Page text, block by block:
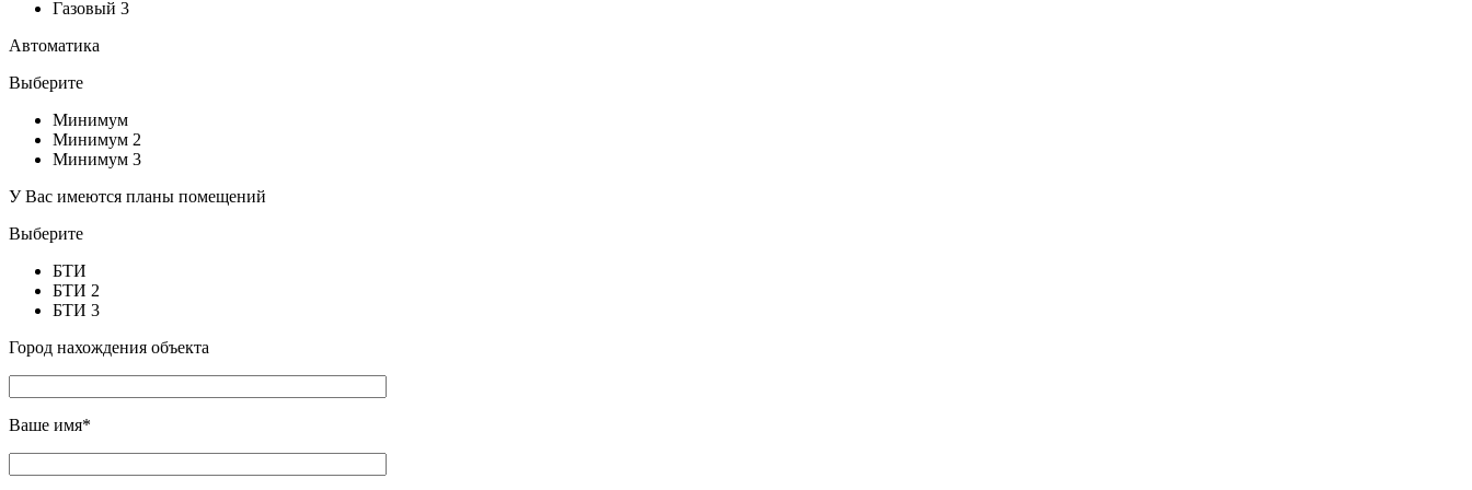
Газовый 3
Автоматика
Выберите
Минимум
Минимум 2
Минимум 3
У Вас имеются планы помещений
Выберите
БТИ
БТИ 2
БТИ 3
Город нахождения объекта
Ваше имя*